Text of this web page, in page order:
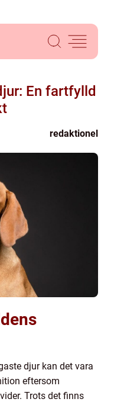
En fartfylld
redaktionel
djur kan det vara
eftersom
Trots det finns